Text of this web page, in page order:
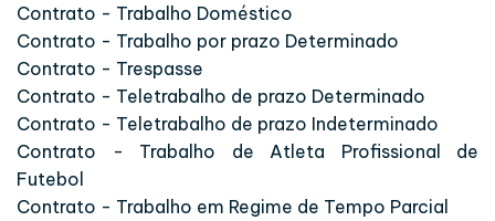
Contrato - Trabalho Doméstico
Contrato - Trabalho por prazo Determinado
Contrato - Trespasse
Contrato - Teletrabalho de prazo Determinado
Contrato - Teletrabalho de prazo Indeterminado
Contrato - Trabalho de Atleta Profissional de
Futebol
Contrato - Trabalho em Regime de Tempo Parcial